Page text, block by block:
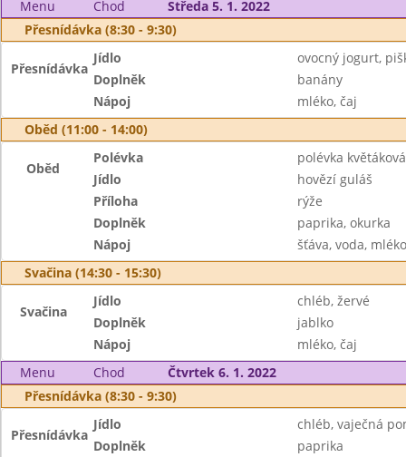
Menu
Chod
Středa 5. 1. 2022
Přesnídávka (8:30 - 9:30)
Přesnídávka
Jídlo
ovocný jogurt,
Doplněk
banány
Nápoj
mléko, čaj
Oběd (11:00 - 14:00)
Oběd
Polévka
polévka květáková
Jídlo
hovězí guláš
Příloha
rýže
Doplněk
paprika, okurka
Nápoj
šťáva, voda, mléko
Svačina (14:30 - 15:30)
Svačina
Jídlo
chléb, žervé
Doplněk
jablko
Nápoj
mléko, čaj
Menu
Chod
Čtvrtek 6. 1. 2022
Přesnídávka (8:30 - 9:30)
Přesnídávka
Jídlo
chléb, vaječná
Doplněk
paprika